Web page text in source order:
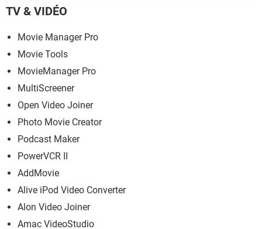
TV & VIDÉO
Movie Manager Pro
Movie Tools
MovieManager Pro
MultiScreener
Open Video Joiner
Photo Movie Creator
Podcast Maker
PowerVCR II
AddMovie
Alive iPod Video Converter
Alon Video Joiner
Amac VideoStudio